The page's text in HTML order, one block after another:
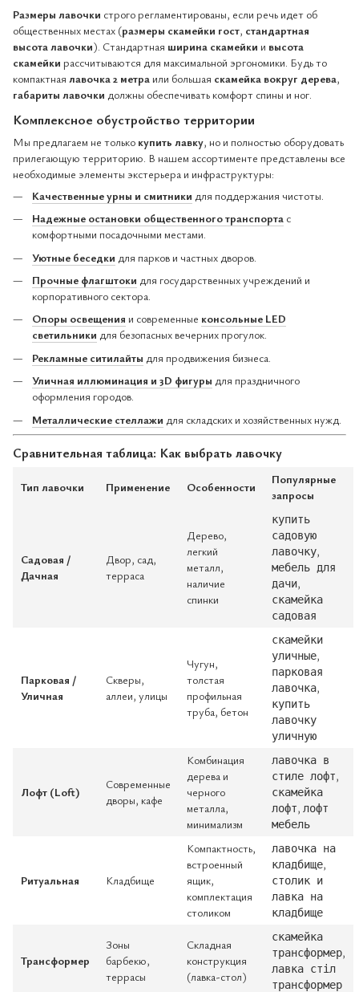
Размеры лавочки строго регламентированы, если речь идет об
общественных местах (размеры скамейки гост, стандартная
высота лавочки). Стандартная ширина скамейки и высота
скамейки рассчитываются для максимальной эргономики. Будь то
компактная лавочка 2 метра или большая скамейка вокруг дерева,
габариты лавочки должны обеспечивать комфорт спины и ног.
Комплексное обустройство территории
Мы предлагаем не только купить лавку, но и полностью оборудовать
прилегающую территорию. В нашем ассортименте представлены все
необходимые элементы экстерьера и инфраструктуры:
Качественные урны и смитники для поддержания чистоты.
Надежные остановки общественного транспорта с
комфортными посадочными местами.
Уютные беседки для парков и частных дворов.
Прочные флагштоки для государственных учреждений и
корпоративного сектора.
Опоры освещения и современные консольные LED
светильники для безопасных вечерних прогулок.
Рекламные ситилайты для продвижения бизнеса.
Уличная иллюминация и 3D фигуры для праздничного
оформления городов.
Металлические стеллажи для складских и хозяйственных нужд.
Сравнительная таблица: Как выбрать лавочку
Тип лавочки Применение Особенности
Популярные
запросы
Садовая /
Дачная
Двор, сад,
терраса
Дерево,
легкий
металл,
наличие
спинки
купить
садовую
лавочку,
мебель для
дачи,
скамейка
садовая
Парковая /
Уличная
Скверы,
аллеи, улицы
Чугун,
толстая
профильная
труба, бетон
скамейки
уличные,
парковая
лавочка,
купить
лавочку
уличную
Лофт (Loft)
Современные
дворы, кафе
Комбинация
дерева и
черного
металла,
минимализм
лавочка в
стиле лофт,
скамейка
лофт, лофт
мебель
Ритуальная Кладбище
Компактность,
встроенный
ящик,
комплектация
столиком
лавочка на
кладбище,
столик и
лавка на
кладбище
Трансформер
Зоны
барбекю,
террасы
Складная
конструкция
(лавка-стол)
скамейка
трансформер,
лавка стіл
трансформер